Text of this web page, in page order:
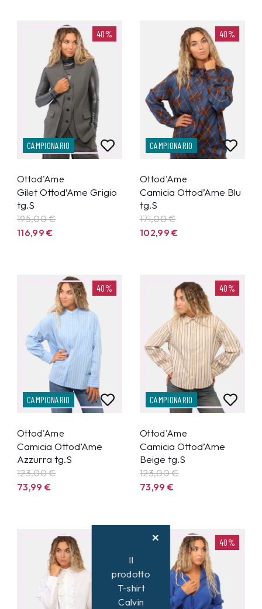
40%
CAMPIONARIO
Ottod'Ame
Gilet Ottod’Ame Grigio
tg.S
195,00 €
116,99€
40%
CAMPIONARIO
Ottod'Ame
Camicia Ottod’Ame Blu
tg.S
171,00 €
102,99€
40%
CAMPIONARIO
Ottod'Ame
Camicia Ottod’Ame
Azzurra tg.S
123,00 €
73,99€
40%
CAMPIONARIO
Ottod'Ame
Camicia Ottod’Ame
Beige tg.S
123,00 €
73,99€
40%
Il
prodotto
T-shirt
Calvin